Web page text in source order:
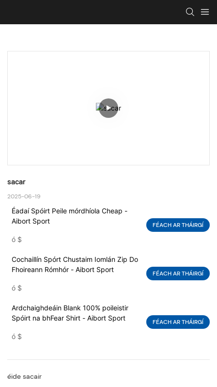
sacar
2025-06-19
Éadaí Spóirt Peile mórdhíola Cheap -
Aibort Sport
ó $
FÉACH AR THÁIRGÍ
Cochaillín Spórt Chustaim Iomlán Zip Do
Fhoireann Rómhór - Aibort Sport
ó $
FÉACH AR THÁIRGÍ
Ardchaighdeáin Blank 100% poileistir
Spóirt na bhFear Shirt - Aibort Sport
ó $
FÉACH AR THÁIRGÍ
éide sacair